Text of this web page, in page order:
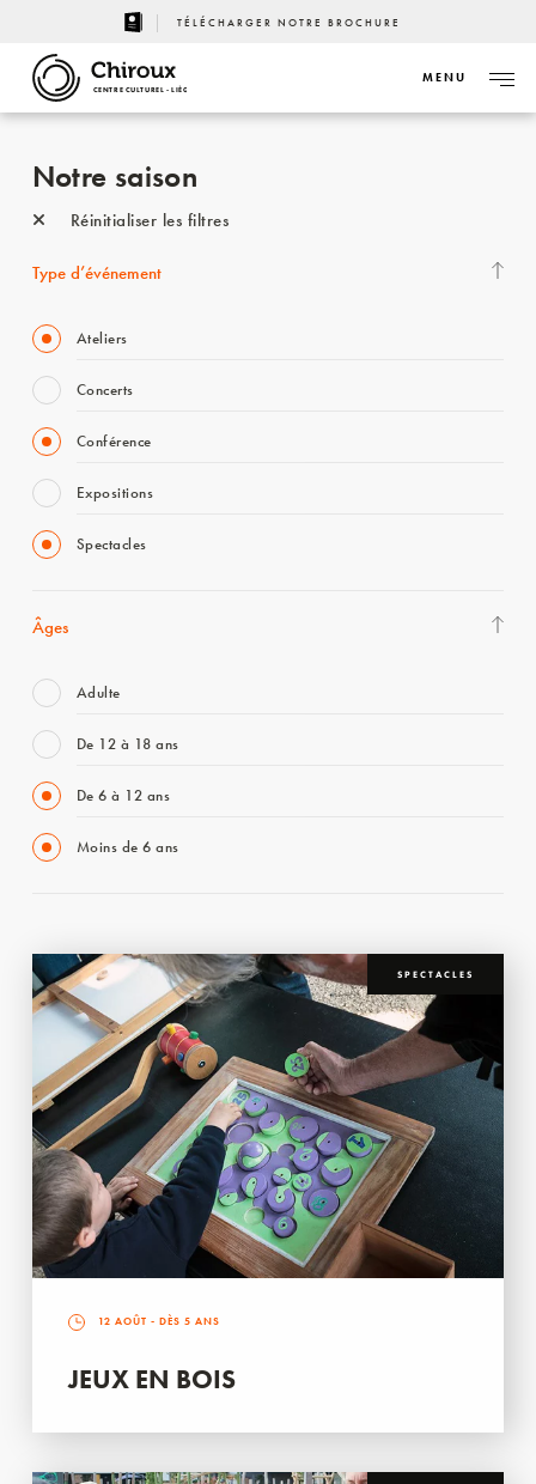
TÉLÉCHARGER NOTRE BROCHURE
CENTRE CULTUREL - LIÈGE
MENU
Notre saison
Réinitialiser les filtres
Type d’événement
Ateliers
Concerts
Conférence
Expositions
Spectacles
Âges
Adulte
De 12 à 18 ans
De 6 à 12 ans
Moins de 6 ans
SPECTACLES
12 AOÛT - DÈS 5 ANS
JEUX EN BOIS